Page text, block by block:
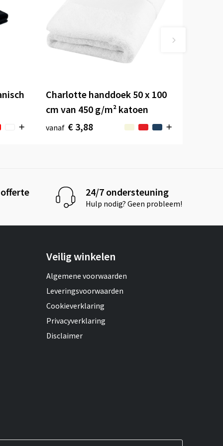
Charlotte handdoek 50 x 100
cm van 450 g/m² katoen
vanaf € 3,88
offerte 24/7 ondersteuning
Hulp nodig? Geen probleem!
Veilig winkelen
Algemene voorwaarden
Leveringsvoorwaarden
Cookieverklaring
Privacyverklaring
Disclaimer